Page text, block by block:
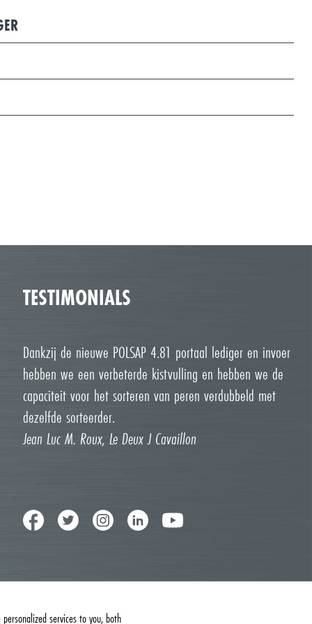
TESTIMONIALS
Dankzij de nieuwe POLSAP 4.81 portaal lediger en invoer
hebben we een verbeterde kistvulling en hebben we de
capaciteit voor het sorteren van peren verdubbeld met
dezelfde sorteerder.
Jean Luc M. Roux, Le Deux J Cavaillon
services to you, both